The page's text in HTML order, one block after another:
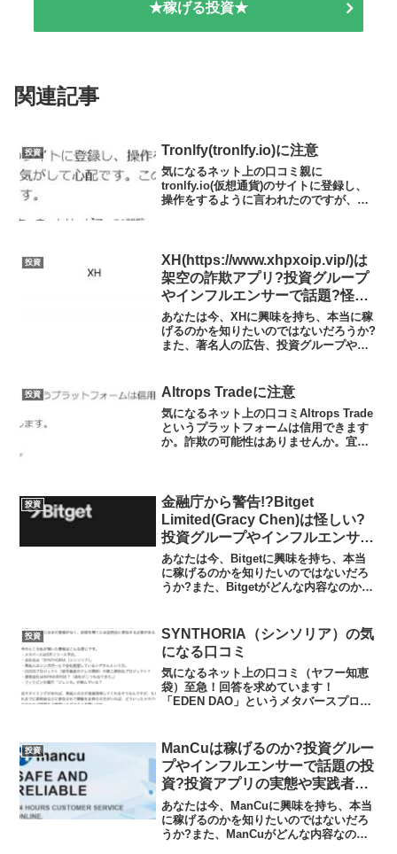
★稼げる投資★
関連記事
投資 Tronlfy(tronlfy.io)に注意
気になるネット上の口コミ親に
tronlfy.io(仮想通貨)のサイトに登録し、
操作をするように言われたのですが、か
解説あちゃー、まだ...
投資
XH(https://www.xhpxoip.vip/)は
架空の詐欺アプリ?投資グループ
やインフルエンサーで話題?怪し
い投資アプリの実態や実践者の
声、口コミや評判を調査しました
あなたは今、XHに興味を持ち、本当に稼
げるのかを知りたいのではないだろうか?
また、著名人の広告、投資グループやイ
だろうか？答え、結論を言うと、XHは不
確かな実態の海外...
投資 Altrops Tradeに注意
気になるネット上の口コミAltrops Trade
というプラットフォームは信用できます
か。詐欺の可能性はありませんか。宜し
いバカを...
投資
金融庁から警告!?Bitget
Limited(Gracy Chen)は怪しい?
投資グループやインフルエンサー
で話題の投資?怪しすぎるBitget
の実態や実践者の声、口コミや評
判を調査しました
あなたは今、Bitgetに興味を持ち、本当
に稼げるのかを知りたいのではないだろ
うか?また、Bitgetがどんな内容なのかを
庁から警告を受けている無許可営業のサ
イトで...
投資
SYNTHORIA（シンソリア）の気
になる口コミ
気になるネット上の口コミ（ヤフー知恵
袋）至急！回答を求めています！
「EDEN DAO」というメタバースプロジ
感じたので調べてみたのですが、ネット
上にはまだ情報がなく、詳...
投資
ManCuは稼げるのか?投資グルー
プやインフルエンサーで話題の投
資?投資アプリの実態や実践者の
声、口コミや評判を調査しました
あなたは今、ManCuに興味を持ち、本当
に稼げるのかを知りたいのではないだろ
うか?また、ManCuがどんな内容なのか